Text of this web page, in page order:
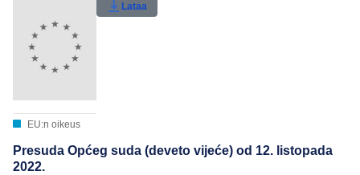
EU:n oikeus
Lataa
Presuda Općeg suda (deveto vijeće) od 12. listopada
2022.